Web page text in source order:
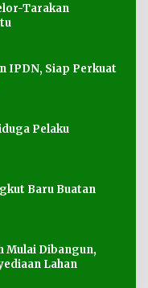
Tarakan
IPDN, Siap Perkuat
Pelaku
Baru Buatan
Mulai Dibangun,
Lahan